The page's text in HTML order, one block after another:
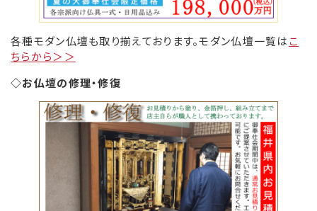
各種モダン仏壇も取り揃えております。モダン仏壇一覧はこ
ちらから＞＞
◇お仏壇の修理・修復